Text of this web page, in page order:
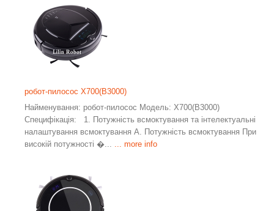
робот-пилосос X700(B3000)
Найменування: робот-пилосос Модель: X700(B3000)
Специфікація: 1. Потужність всмоктування та інтелектуальні
налаштування всмоктування A. Потужність всмоктування При
високій потужності �...
... more info